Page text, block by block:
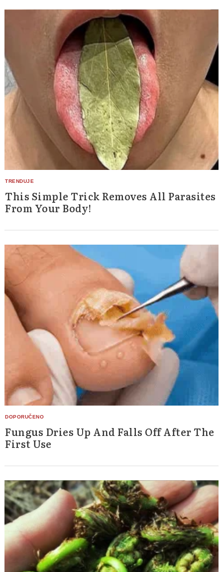
This Simple Trick Removes All Parasites
From Your Body!
Fungus Dries Up And Falls Off After The
First Use